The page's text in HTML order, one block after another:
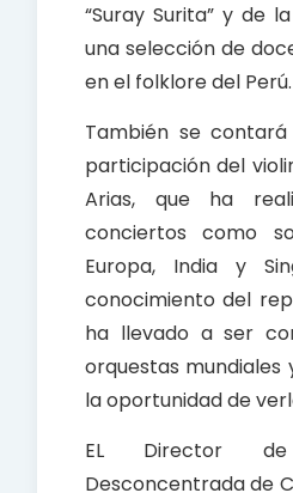
“Suray Surita” y de
una selección de
en el folklore del Perú.
También se
participación del
Arias, que ha
conciertos como
Europa, India y
conocimiento del
ha llevado a ser
orquestas
la oportunidad de
EL Director
Desconcentrada de